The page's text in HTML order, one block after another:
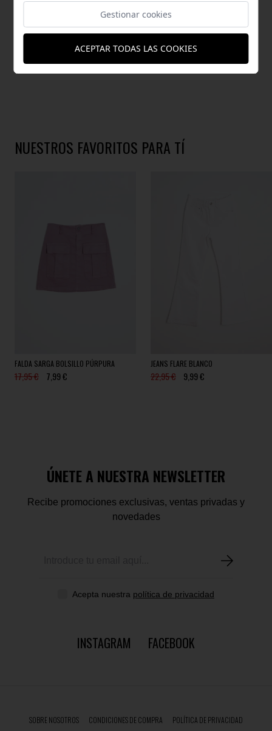
Medidas: 22.0 x 15.0x 8.0 cm. (largo x alto x fondo).Hecho en P.R.C
NUESTROS FAVORITOS PARA TÍ
FALDA SARGA BOLSILLO PÚRPURA
17,95 € 7,99 €
JEANS FLARE BLANCO
22,95 € 9,99 €
ÚNETE A NUESTRA NEWSLETTER
Recibe promociones exclusivas, ventas privadas y
novedades
Acepta nuestra política de privacidad
INSTAGRAM FACEBOOK
SOBRE NOSOTROS CONDICIONES DE COMPRA POLÍTICA DE PRIVACIDAD
Gestionar cookies
ACEPTAR TODAS LAS COOKIES